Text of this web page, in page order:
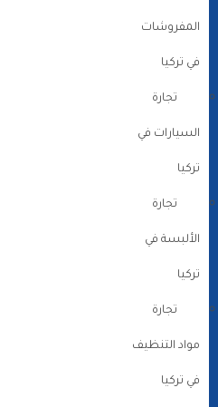
المفروشات
في تركيا
تجارة
السيارات في
تركيا
تجارة
الألبسة في
تركيا
تجارة
مواد التنظيف
في تركيا